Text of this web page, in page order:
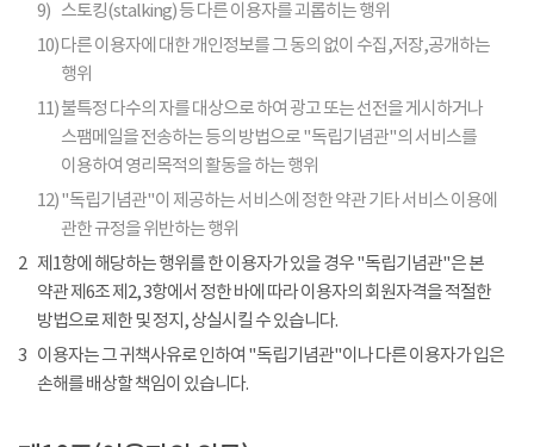
9) 스토킹(stalking) 등 다른 이용자를 괴롭히는 행위
10)다른 이용자에 대한 개인정보를 그 동의 없이 수집,저장,공개하는
행위
11)불특정 다수의 자를 대상으로 하여 광고 또는 선전을 게시하거나
스팸메일을 전송하는 등의 방법으로 "독립기념관"의 서비스를
이용하여 영리목적의 활동을 하는 행위
12)"독립기념관"이 제공하는 서비스에 정한 약관 기타 서비스 이용에
관한 규정을 위반하는 행위
2 제1항에 해당하는 행위를 한 이용자가 있을 경우 "독립기념관"은 본
약관 제6조 제2, 3항에서 정한 바에 따라 이용자의 회원자격을 적절한
방법으로 제한 및 정지, 상실시킬 수 있습니다.
3 이용자는 그 귀책사유로 인하여 "독립기념관"이나 다른 이용자가 입은
손해를 배상할 책임이 있습니다.